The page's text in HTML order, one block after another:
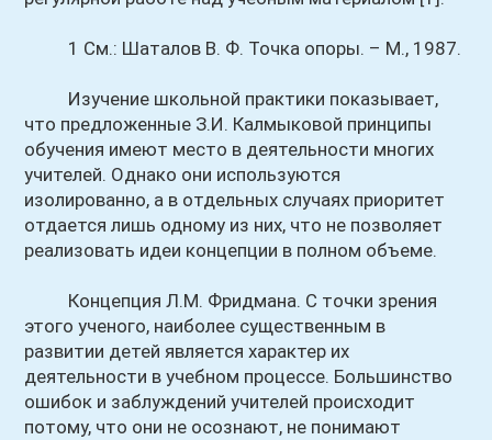
1 См.: Шаталов В. Ф. Точка опоры. – М., 1987.
Изучение школьной практики показывает,
что предложенные З.И. Калмыковой принципы
обучения имеют место в деятельности многих
учителей. Однако они используются
изолированно, а в отдельных случаях приоритет
отдается лишь одному из них, что не позволяет
реализовать идеи концепции в полном объеме.
Концепция Л.М. Фридмана. С точки зрения
этого ученого, наиболее существенным в
развитии детей является характер их
деятельности в учебном процессе. Большинство
ошибок и заблуждений учителей происходит
потому, что они не осознают, не понимают